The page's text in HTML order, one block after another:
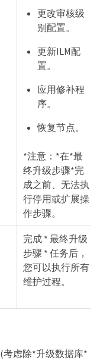
更改审核级
别配置。
更新ILM配
置。
应用修补程
序。
恢复节点。
*注意：*在*最
终升级步骤*完
成之前、无法执
行停用或扩展操
作步骤。
完成 * 最终升级
步骤 * 任务后，
您可以执行所有
维护过程。
虑除*升级数据库*